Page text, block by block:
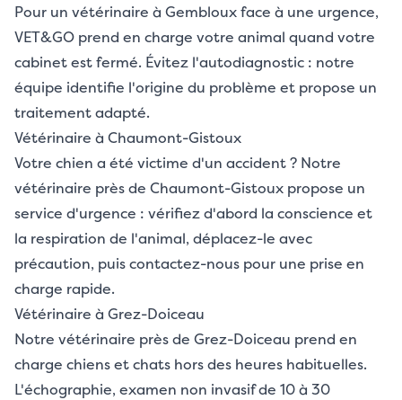
Pour un vétérinaire à Gembloux face à une urgence,
VET&GO prend en charge votre animal quand votre
cabinet est fermé. Évitez l'autodiagnostic : notre
équipe identifie l'origine du problème et propose un
traitement adapté.
Vétérinaire à Chaumont-Gistoux
Votre chien a été victime d'un accident ? Notre
vétérinaire près de Chaumont-Gistoux propose un
service d'urgence : vérifiez d'abord la conscience et
la respiration de l'animal, déplacez-le avec
précaution, puis contactez-nous pour une prise en
charge rapide.
Vétérinaire à Grez-Doiceau
Notre vétérinaire près de Grez-Doiceau prend en
charge chiens et chats hors des heures habituelles.
L'échographie, examen non invasif de 10 à 30